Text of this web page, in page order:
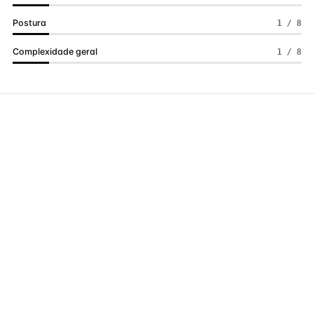
Postura 1 / 8
Complexidade geral 1 / 8